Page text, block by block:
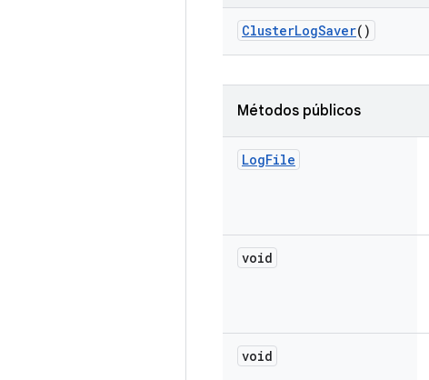
ClusterLogSaver()
Métodos públicos
LogFile
void
void